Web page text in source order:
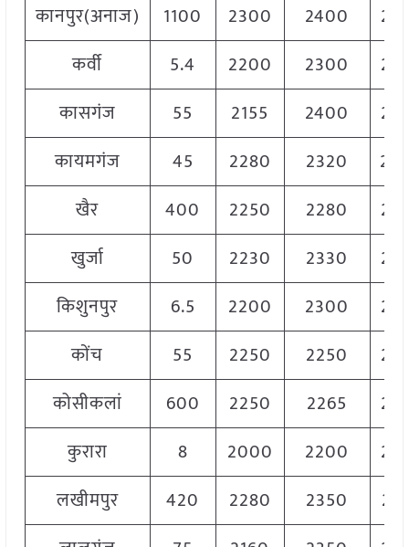
कानपुर(अनाज)
1100 2300 2400
कर्वी
5.4 2200 2300
कासगंज
55 2155 2400
कायमगंज
45 2280 2320
खैर
400 2250 2280
खुर्जा
50 2230 2330
किशुनपुर
6.5 2200 2300
कोंच
55 2250 2250
कोसीकलां
600 2250 2265
कुरारा
8 2000 2200
लखीमपुर
420 2280 2350